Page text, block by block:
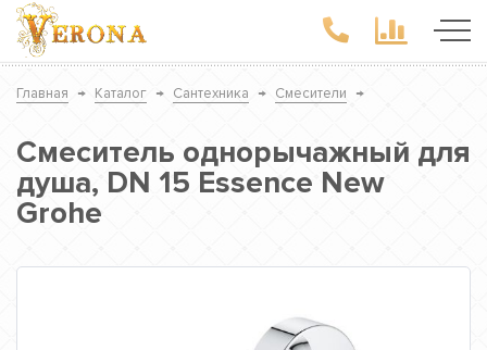
Главная → Каталог → Сантехника → Смесители →
Смеситель однорычажный для
душа, DN 15 Essence New
Grohe